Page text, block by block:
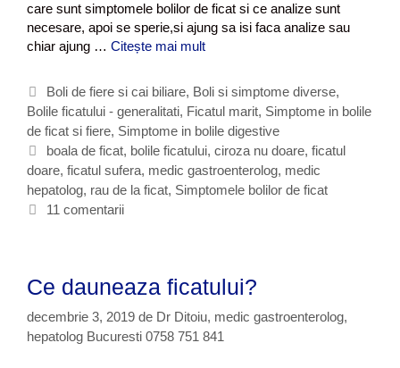
u
a
p
a
r
a
t
u
d
g
e
care sunt simptomele bolilor de ficat si ce analize sunt
necesare, apoi se sperie,si ajung sa isi faca analize sau
chiar ajung … Citește mai mult
m
e
s
i
s
i
m
c
a
C
a
t
e
g
o
r
Boli de fiere si cai biliare, Boli si simptome diverse,
Bolile ficatului - generalitati, Ficatul marit, Simptome in bolile
de ficat si fiere, Simptome in bolile digestive
E
t
i
c
e
boala de ficat, bolile ficatului, ciroza nu doare, ficatul
doare, ficatul sufera, medic gastroenterolog, medic
hepatolog, rau de la ficat, Simptomele bolilor de ficat
11 comentarii
Ce dauneaza ficatului?
decembrie 3, 2019 de Dr Ditoiu, medic gastroenterolog,
hepatolog Bucuresti 0758 751 841